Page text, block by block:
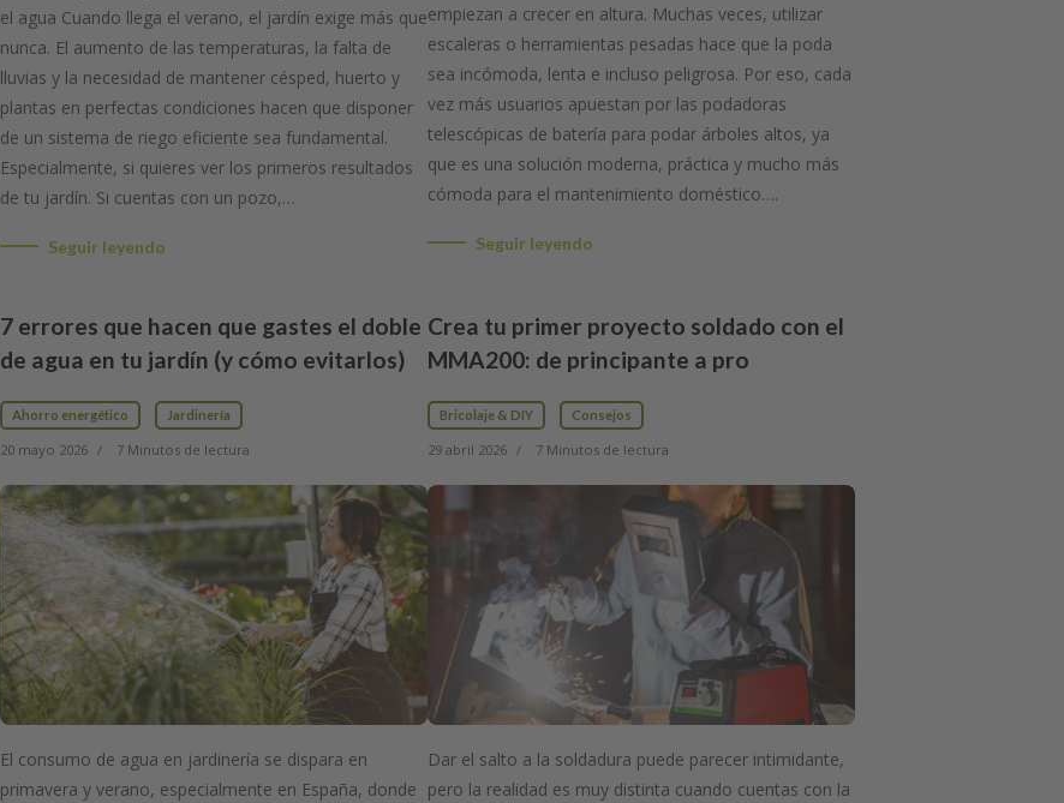
el agua Cuando llega el verano, el jardín exige más que
nunca. El aumento de las temperaturas, la falta de
lluvias y la necesidad de mantener césped, huerto y
plantas en perfectas condiciones hacen que disponer
de un sistema de riego eficiente sea fundamental.
Especialmente, si quieres ver los primeros resultados
de tu jardín. Si cuentas con un pozo,…
Seguir leyendo
empiezan a crecer en altura. Muchas veces, utilizar
escaleras o herramientas pesadas hace que la poda
sea incómoda, lenta e incluso peligrosa. Por eso, cada
vez más usuarios apuestan por las podadoras
telescópicas de batería para podar árboles altos, ya
que es una solución moderna, práctica y mucho más
cómoda para el mantenimiento doméstico….
Seguir leyendo
7 errores que hacen que gastes el doble
de agua en tu jardín (y cómo evitarlos)
Ahorro energético Jardinería
20 mayo 2026 7 Minutos de lectura
El consumo de agua en jardinería se dispara en
primavera y verano, especialmente en España, donde
Crea tu primer proyecto soldado con el
MMA200: de principante a pro
Bricolaje & DIY Consejos
29 abril 2026 7 Minutos de lectura
Dar el salto a la soldadura puede parecer intimidante,
pero la realidad es muy distinta cuando cuentas con la